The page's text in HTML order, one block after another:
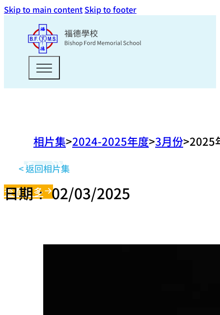
Skip to main content Skip to footer
相片集 2024-2025年度 3月份 2025
< 返回相片集
查看更多
日期： 02/03/2025